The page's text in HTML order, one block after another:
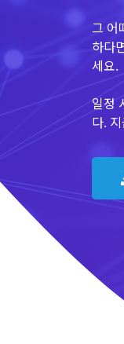
그 어
하다
세요.
일정
다.